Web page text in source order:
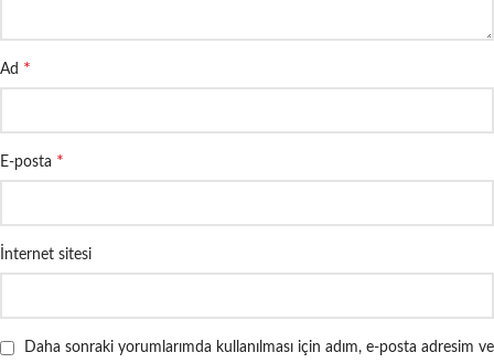
Ad *
E-posta *
İnternet sitesi
Daha sonraki yorumlarımda kullanılması için adım, e-posta adresim ve